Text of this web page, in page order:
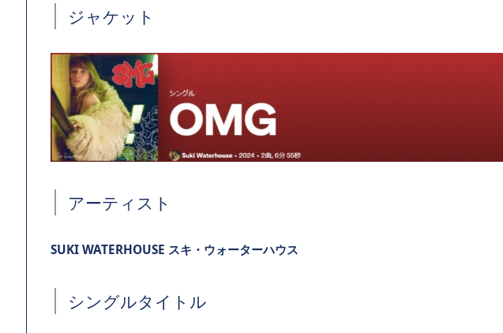
ジャケット
アーティスト
SUKI WATERHOUSE スキ・ウォーターハウス
シングルタイトル